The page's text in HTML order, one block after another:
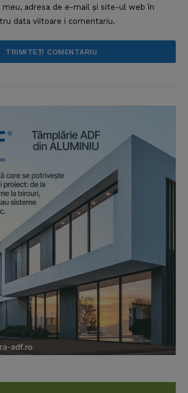
adresa de e-mail și site-ul web în
data viitoare i comentariu.